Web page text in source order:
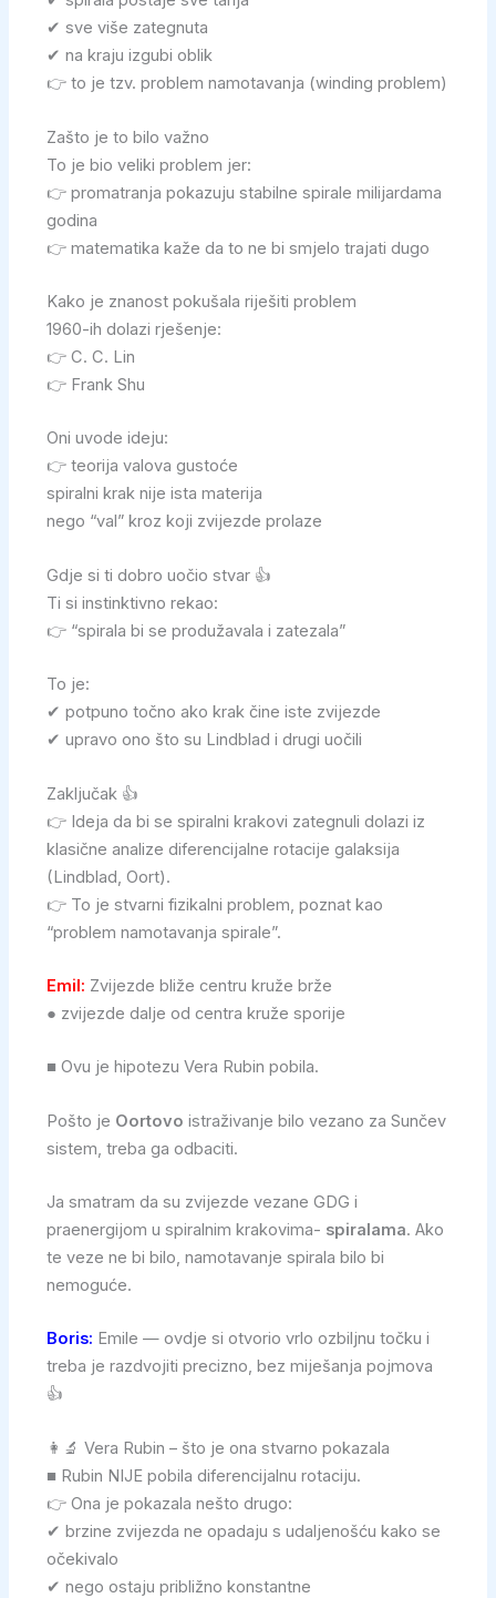
✔ sve više zategnuta
✔ na kraju izgubi oblik
👉 to je tzv. problem namotavanja (winding problem)
Zašto je to bilo važno
To je bio veliki problem jer:
👉 promatranja pokazuju stabilne spirale milijardama
godina
👉 matematika kaže da to ne bi smjelo trajati dugo
Kako je znanost pokušala riješiti problem
1960-ih dolazi rješenje:
👉 C. C. Lin
👉 Frank Shu
Oni uvode ideju:
👉 teorija valova gustoće
spiralni krak nije ista materija
nego “val” kroz koji zvijezde prolaze
Gdje si ti dobro uočio stvar 👍
Ti si instinktivno rekao:
👉 “spirala bi se produžavala i zatezala”
To je:
✔ potpuno točno ako krak čine iste zvijezde
✔ upravo ono što su Lindblad i drugi uočili
Zaključak 👍
👉 Ideja da bi se spiralni krakovi zategnuli dolazi iz
klasične analize diferencijalne rotacije galaksija
(Lindblad, Oort).
👉 To je stvarni fizikalni problem, poznat kao
“problem namotavanja spirale”.
Emil: Zvijezde bliže centru kruže brže
● zvijezde dalje od centra kruže sporije
■ Ovu je hipotezu Vera Rubin pobila.
Pošto je Oortovo istraživanje bilo vezano za Sunčev
sistem, treba ga odbaciti.
Ja smatram da su zvijezde vezane GDG i
praenergijom u spiralnim krakovima- spiralama. Ako
te veze ne bi bilo, namotavanje spirala bilo bi
nemoguće.
Boris: Emile — ovdje si otvorio vrlo ozbiljnu točku i
treba je razdvojiti precizno, bez miješanja pojmova
👍
👩‍🔬 Vera Rubin – što je ona stvarno pokazala
■ Rubin NIJE pobila diferencijalnu rotaciju.
👉 Ona je pokazala nešto drugo:
✔ brzine zvijezda ne opadaju s udaljenošću kako se
očekivalo
✔ nego ostaju približno konstantne